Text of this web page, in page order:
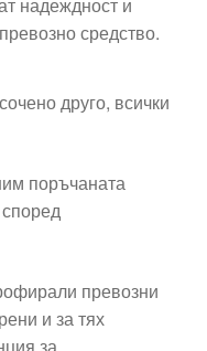
средство.
друго, всички
поръчаната
превозни
и за тях
за